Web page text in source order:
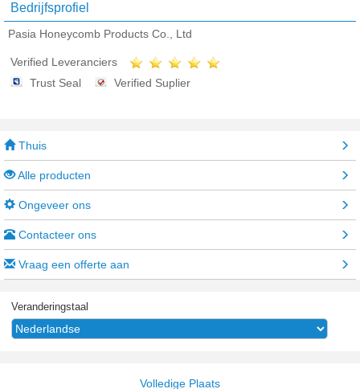
Bedrijfsprofiel
Pasia Honeycomb Products Co., Ltd
Verified Leveranciers
Trust Seal
Verified Suplier
Thuis
Alle producten
Ongeveer ons
Contacteer ons
Vraag een offerte aan
Veranderingstaal
Volledige Plaats